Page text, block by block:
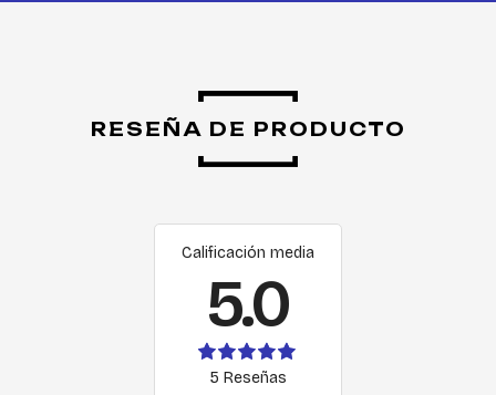
RESEÑA DE PRODUCTO
Calificación media
5.0
5 Reseñas